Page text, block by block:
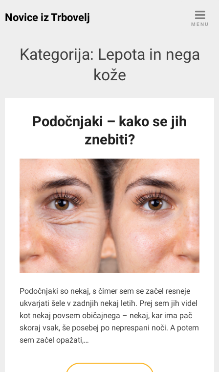
Novice iz Trbovelj
MENU
Kategorija: Lepota in nega
kože
Podočnjaki – kako se jih
znebiti?
Podočnjaki so nekaj, s čimer sem se začel resneje
ukvarjati šele v zadnjih nekaj letih. Prej sem jih videl
kot nekaj povsem običajnega – nekaj, kar ima pač
skoraj vsak, še posebej po neprespani noči. A potem
sem začel opažati,…